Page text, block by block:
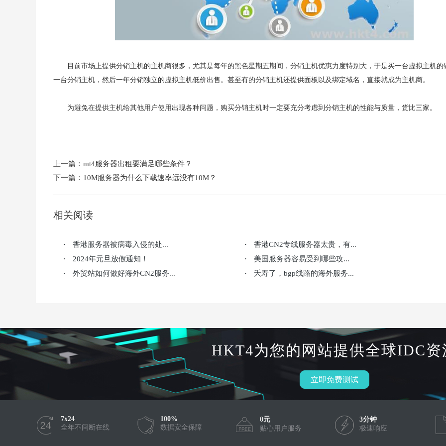
目前市场上提供分销主机的主机商很多，尤其是每年的黑色星期五期间，分销主机优惠力度特别大，于是买一台虚拟主机的
一台分销主机，然后一年分销独立的虚拟主机低价出售。甚至有的分销主机还提供面板以及绑定域名，直接就成为主机商。
为避免在提供主机给其他用户使用出现各种问题，购买分销主机时一定要充分考虑到分销主机的性能与质量，货比三家。
上一篇： mt4服务器出租要满足哪些条件？
下一篇： 10M服务器为什么下载速率远没有10M？
相关阅读
· 香港服务器被病毒入侵的处... · 香港CN2专线服务器太贵，有...
· 2024年元旦放假通知！ · 美国服务器容易受到哪些攻...
· 外贸站如何做好海外CN2服务... · 夭寿了，bgp线路的海外服务...
HKT4为您的网站提供全球IDC资
立即免费测试
7x24
全年不间断在线
100%
数据安全保障
0元
贴心用户服务
3分钟
极速响应